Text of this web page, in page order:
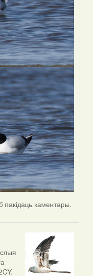
пакідаць каментары.